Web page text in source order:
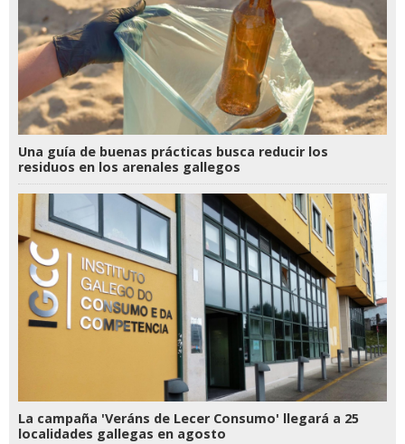
Una guía de buenas prácticas busca reducir los
residuos en los arenales gallegos
La campaña 'Veráns de Lecer Consumo' llegará a 25
localidades gallegas en agosto